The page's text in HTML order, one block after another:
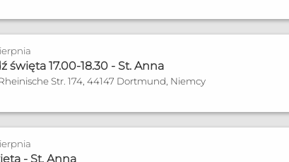
płodności
środy od 20:00 do 21:00
święta 17.00-18.30 - St. Anna
Str. 174, 44147 Dortmund, Niemcy
- St. Anna